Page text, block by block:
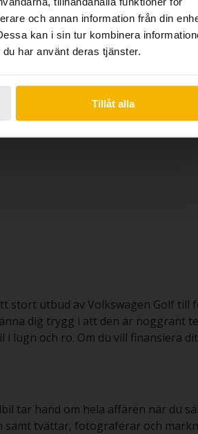
och annan information från din
kan i sin tur kombinera
har använt deras tjänster.
Tillåt alla
på gång
stort utbud av Volkswagen Golf till
dig trygg i att den är noggrant
lugn och ro. Om du vill finansiera
tar hand om hela affären när du
samt tvättar, fotograferar och